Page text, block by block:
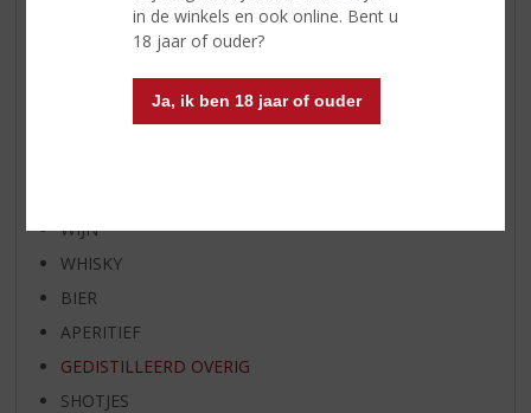
in de winkels en ook online. Bent u
18 jaar of ouder?
Ja, ik ben 18 jaar of ouder
WIJN VAN DE MAAND
WHISKY VAN DE MAAND
RUM VAN DE MAAND
BIER VAN DE MAAND
WIJN
WHISKY
BIER
APERITIEF
GEDISTILLEERD OVERIG
SHOTJES